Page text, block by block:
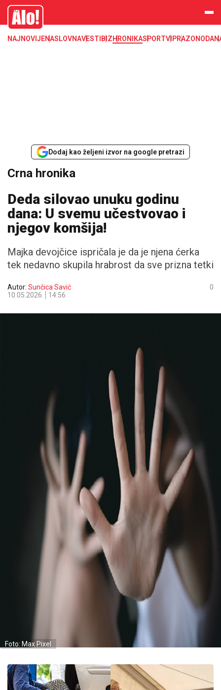
Crna hronika, smrt, ubistvo, likvidacija, krađa, pljačka, hapšenje, policija,
poginuli, zaplena, carina
Alo
NAJNOVIJENASLOVNAVESTI BIZHRONIKASPORTVIPRAZONODA
Dodaj kao željeni izvor na google pretrazi
Crna hronika
Deda silovao unuku godinu
dana: U svemu učestvovao i
njegov komšija!
Majka devojčice ispričala je da je njena ćerka
tek nedavno skupila hrabrost da sve prizna tetki
Autor: Sunčica Savić
10.05.2026.
14:56
0
Foto: Max Pixel